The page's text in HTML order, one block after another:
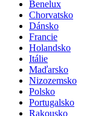
Benelux
Chorvatsko
Dánsko
Francie
Holandsko
Itálie
Maďarsko
Nizozemsko
Polsko
Portugalsko
Rakousko